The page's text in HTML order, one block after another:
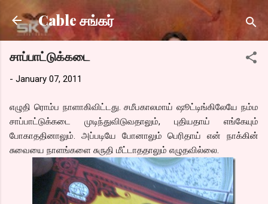
Skip to main content
Cable சங்கர்
சாப்பாட்டுக்கடை
- January 07, 2011
எழுதி ரொம்ப நாளாகிவிட்டது. சமீபகாலமாய் ஷூட்டிங்கிலேயே நம்ம
சாப்பாட்டுக்கடை முடிந்துவிடுவதாலும், புதியதாய் எங்கேயும்
போகாததினாலும். அப்படியே போனாலும் பெரிதாய் என் நாக்கின்
சுவையை நாளங்களை சுருதி மீட்டாததாலும் எழுதவில்லை.